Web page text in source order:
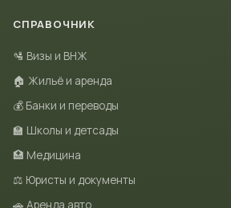
СПРАВОЧНИК
🛂 Визы и ВНЖ
🏠 Жильё и аренда
💰 Банки и переводы
🏫 Школы и детсады
🏥 Медицина
⚖️ Юристы и документы
🚗 Аренда авто